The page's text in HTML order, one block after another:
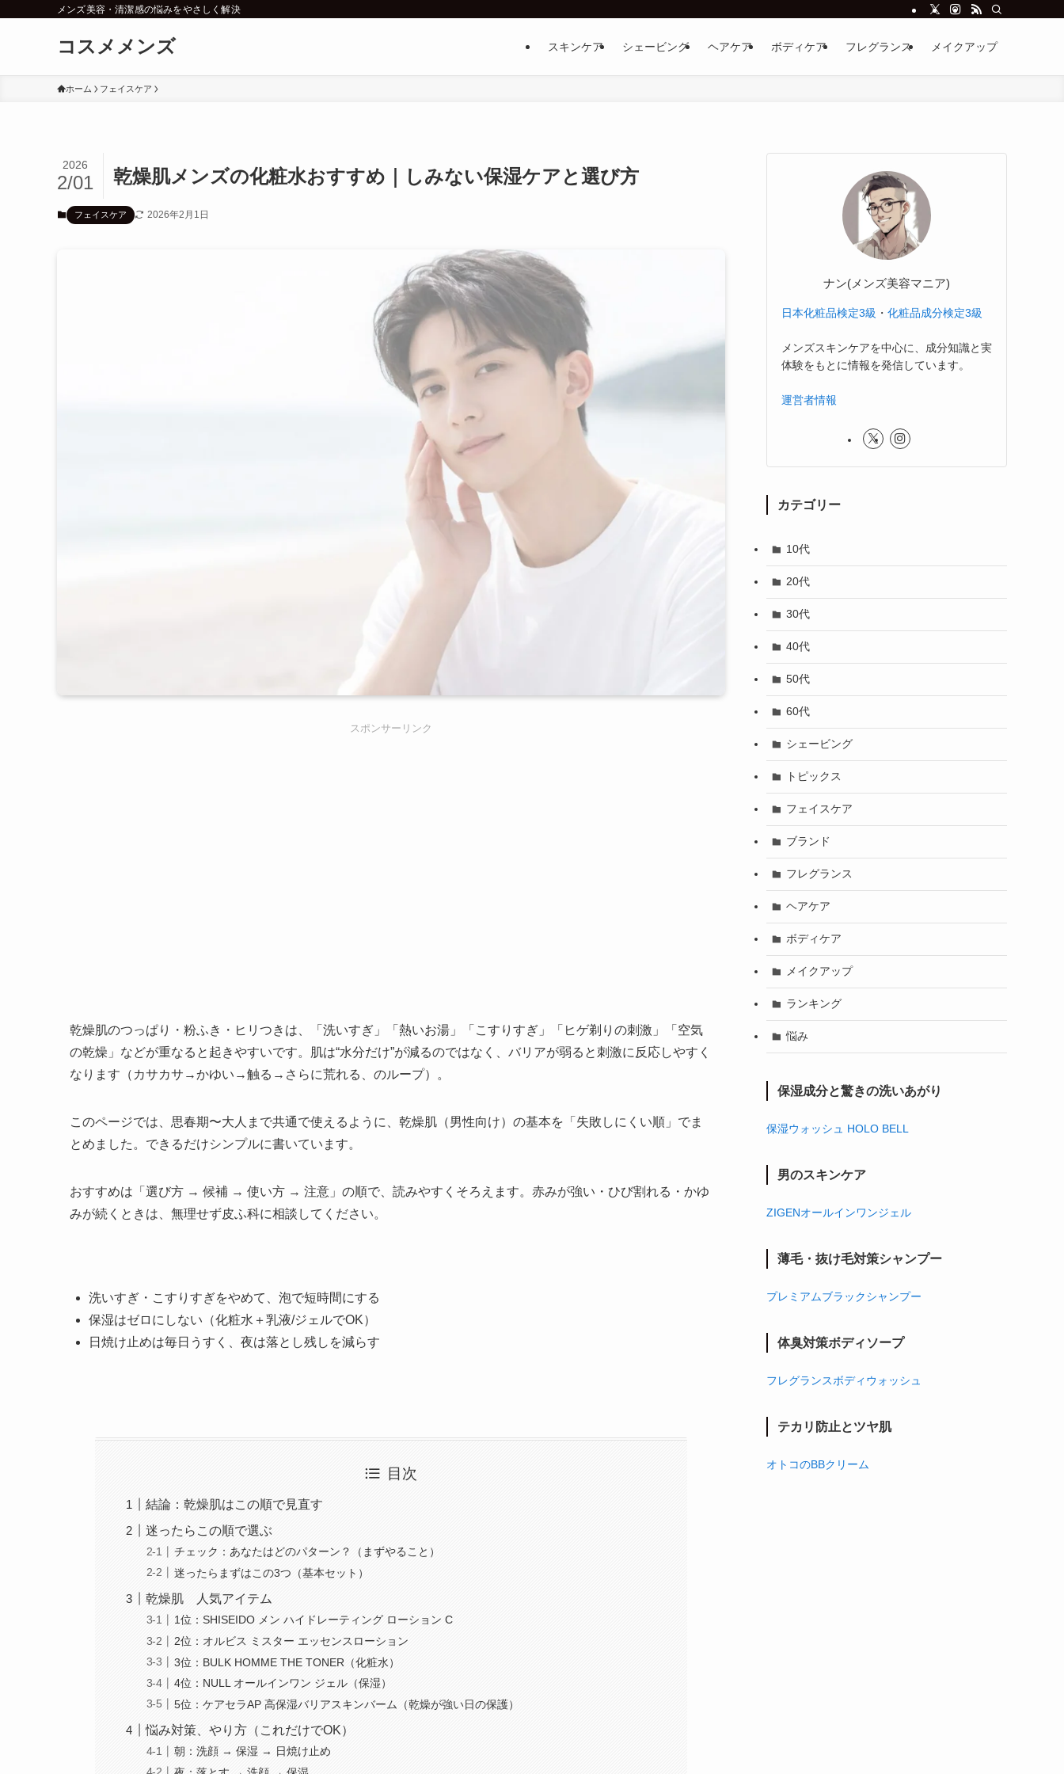
メンズ美容・清潔感の悩みをやさしく解決
コスメメンズ スキンケア シェービング ヘアケア ボディケア フレグランス メイクアップ
ホーム フェイスケア
乾燥肌メンズの化粧水おすすめ｜しみない保湿ケアと選び方
2026
2/01
フェイスケア 2026年2月1日
スポンサーリンク
乾燥肌のつっぱり・粉ふき・ヒリつきは、「洗いすぎ」「熱いお湯」「こすりすぎ」「ヒゲ剃りの刺激」「空気
の乾燥」などが重なると起きやすいです。肌は“水分だけ”が減るのではなく、バリアが弱ると刺激に反応しやすく
なります（カサカサ→かゆい→触る→さらに荒れる、のループ）。
このページでは、思春期〜大人まで共通で使えるように、乾燥肌（男性向け）の基本を「失敗しにくい順」でま
とめました。できるだけシンプルに書いています。
おすすめは「選び方 → 候補 → 使い方 → 注意」の順で、読みやすくそろえます。赤みが強い・ひび割れる・かゆ
みが続くときは、無理せず皮ふ科に相談してください。
洗いすぎ・こすりすぎをやめて、泡で短時間にする
保湿はゼロにしない（化粧水＋乳液/ジェルでOK）
日焼け止めは毎日うすく、夜は落とし残しを減らす
目次
結論：乾燥肌はこの順で見直す
迷ったらこの順で選ぶ
チェック：あなたはどのパターン？（まずやること）
迷ったらまずはこの3つ（基本セット）
乾燥肌 人気アイテム
1位：SHISEIDO メン ハイドレーティング ローション C
2位：オルビス ミスター エッセンスローション
3位：BULK HOMME THE TONER（化粧水）
4位：NULL オールインワン ジェル（保湿）
5位：ケアセラAP 高保湿バリアスキンバーム（乾燥が強い日の保護）
悩み対策、やり方（これだけでOK）
朝：洗顔 → 保湿 → 日焼け止め
ナン(メンズ美容マニア)
日本化粧品検定3級 ・ 化粧品成分検定3級
メンズスキンケアを中心に、成分知識と実
体験をもとに情報を発信しています。
運営者情報
カテゴリー
10代
20代
30代
40代
50代
60代
シェービング
トピックス
フェイスケア
ブランド
フレグランス
ヘアケア
ボディケア
メイクアップ
ランキング
悩み
保湿成分と驚きの洗いあがり
保湿ウォッシュ HOLO BELL
男のスキンケア
ZIGENオールインワンジェル
薄毛・抜け毛対策シャンプー
プレミアムブラックシャンプー
体臭対策ボディソープ
フレグランスボディウォッシュ
テカリ防止とツヤ肌
オトコのBBクリーム